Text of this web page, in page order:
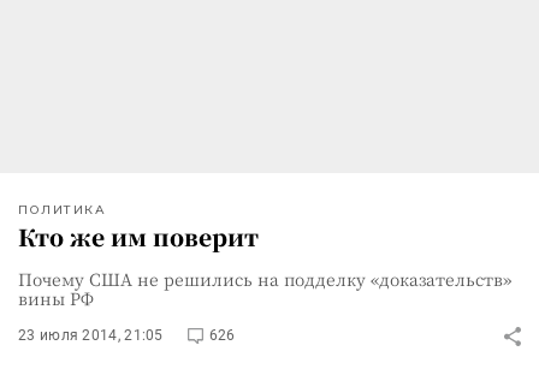
ПОЛИТИКА
Кто же им поверит
Почему США не решились на подделку «доказательств»
вины РФ
23 июля 2014, 21:05 626